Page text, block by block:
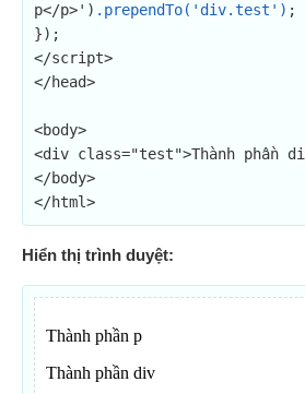
p</p>') .prependTo('div.test') ;
});
</script>
</head>
<body>
<div class="test">Thành phần
</body>
</html>
Hiển thị trình duyệt: